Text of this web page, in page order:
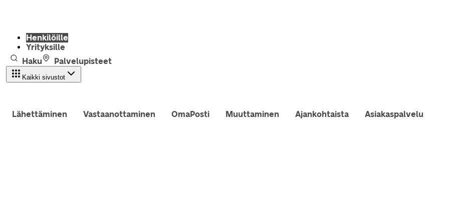
Henkilöille
Yrityksille
Haku
Palvelupisteet
Kaikki sivustot
Lähettäminen Vastaanottaminen OmaPosti Muuttaminen Ajankohtaista Asiakaspalvelu